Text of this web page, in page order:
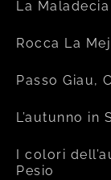
La
Rocca La
Passo Giau,
L’autunno in
I colori
Pesio